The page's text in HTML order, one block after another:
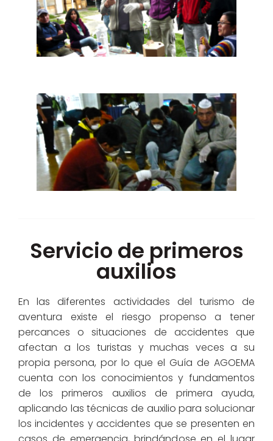
Servicio de primeros
auxilios
En las diferentes actividades del turismo de
aventura existe el riesgo propenso a tener
percances o situaciones de accidentes que
afectan a los turistas y muchas veces a su
propia persona, por lo que el Guía de AGOEMA
cuenta con los conocimientos y fundamentos
de los primeros auxilios de primera ayuda,
aplicando las técnicas de auxilio para solucionar
los incidentes y accidentes que se presenten en